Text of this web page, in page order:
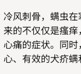
冷风刺骨，螨虫
来的不仅仅是瘙
心痛的症状。同
心、有效的犬疥螨